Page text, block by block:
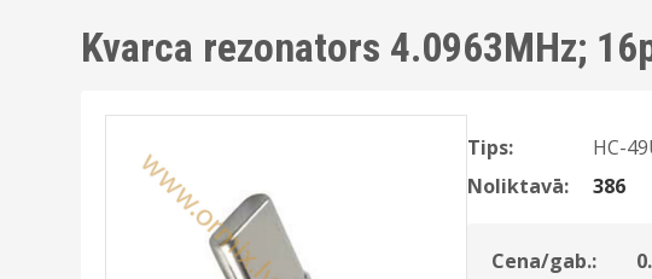
Kvarca rezonators 4.0963MHz;
Tips:
HC-
Noliktavā:
386
Cena/gab.: